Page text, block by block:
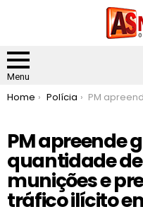
Menu
You are here:
Home Polícia PM apreende grande quantidade de drogas, dinheiro e munições e prende
PM apreende
quantidade
munições e
tráfico ilícito